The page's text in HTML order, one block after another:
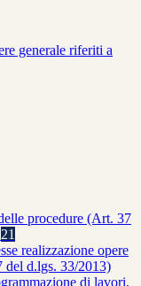
generale riferiti a
procedure (Art. 37
21
realizzazione opere
d.lgs. 33/2013)
di lavori,